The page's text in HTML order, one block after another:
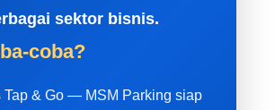
sektor bisnis.
coba?
Tap & Go — MSM Parking siap